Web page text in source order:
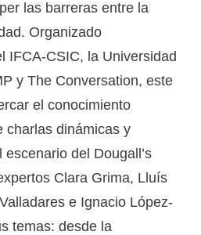
las barreras entre la
Organizado
IFCA-CSIC, la Universidad
y The Conversation, este
el conocimiento
charlas dinámicas y
del Dougall’s
Clara Grima, Lluís
e Ignacio López-
temas: desde la